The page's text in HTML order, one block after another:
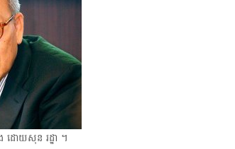
ដោយសុន រដ្ឋា ។